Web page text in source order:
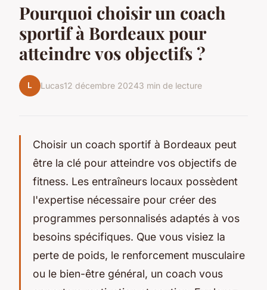
Pourquoi choisir un coach
sportif à Bordeaux pour
atteindre vos objectifs ?
L Lucas12 décembre 20243 min de lecture
Choisir un coach sportif à Bordeaux peut
être la clé pour atteindre vos objectifs de
fitness. Les entraîneurs locaux possèdent
l'expertise nécessaire pour créer des
programmes personnalisés adaptés à vos
besoins spécifiques. Que vous visiez la
perte de poids, le renforcement musculaire
ou le bien-être général, un coach vous